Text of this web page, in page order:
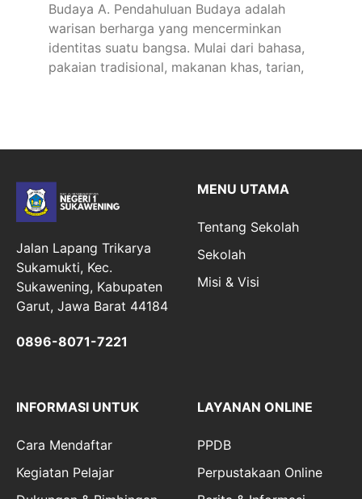
Budaya A. Pendahuluan Budaya adalah
warisan berharga yang mencerminkan
identitas suatu bangsa. Mulai dari bahasa,
pakaian tradisional, makanan khas, tarian,
Jalan Lapang Trikarya
Sukamukti, Kec.
Sukawening, Kabupaten
Garut, Jawa Barat 44184
0896-8071-7221
MENU UTAMA
Tentang Sekolah
Sekolah
Misi & Visi
INFORMASI UNTUK
Cara Mendaftar
Kegiatan Pelajar
LAYANAN ONLINE
PPDB
Perpustakaan Online